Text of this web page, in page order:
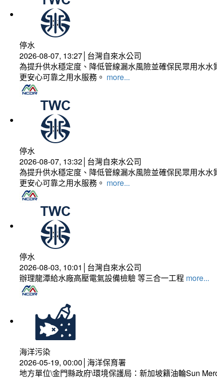
停水
2026-08-07, 13:27│台灣自來水公司
為提升供水穩定度、降低管線漏水風險並確保民眾用水
更安心可靠之用水服務。 more...
停水
2026-08-07, 13:32│台灣自來水公司
為提升供水穩定度、降低管線漏水風險並確保民眾用水
更安心可靠之用水服務。 more...
停水
2026-08-03, 10:01│台灣自來水公司
辦理龍潭給水廠高壓電氣設備檢驗 等三合一工程 more...
海洋污染
2026-05-19, 00:00│海洋保育署
地方單位\金門縣政府\環境保護局：新加坡籍油輪Sun